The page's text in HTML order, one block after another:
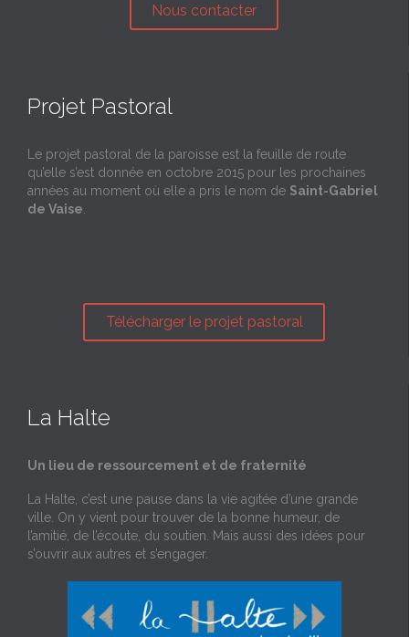
Nous contacter
Projet Pastoral
Le projet pastoral de la paroisse est la feuille de route
qu’elle s’est donnée en octobre 2015 pour les prochaines
années au moment où elle a pris le nom de Saint-Gabriel
de Vaise
Télécharger le projet pastoral
La Halte
Un lieu de ressourcement et de fraternité
La Halte, c’est une pause dans la vie agitée d’une grande
ville. On y vient pour trouver de la bonne humeur, de
l’amitié, de l’écoute, du soutien. Mais aussi des idées pour
s’ouvrir aux autres et s’engager.